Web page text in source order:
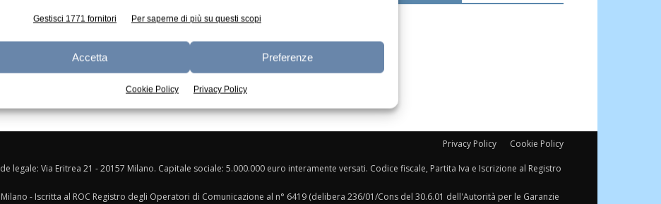
Gestisci 1771 fornitori Per saperne di più su questi scopi
Accetta Preferenze
Cookie Policy Privacy Policy
Privacy Policy Cookie Policy
legale: Via Eritrea 21 - 20157 Milano. Capitale sociale: 5.000.000 euro interamente versati. Codice fiscale, Partita Iva e Iscrizione al Registro
- Iscritta al ROC Registro degli Operatori di Comunicazione al n° 6419 (delibera 236/01/Cons del 30.6.01 dell'Autorità per le Garanzie